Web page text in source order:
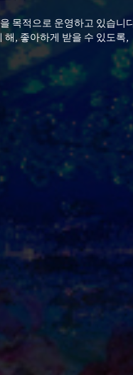
목적으로 운영하고 있습니
, 좋아하게 받을 수 있도록,